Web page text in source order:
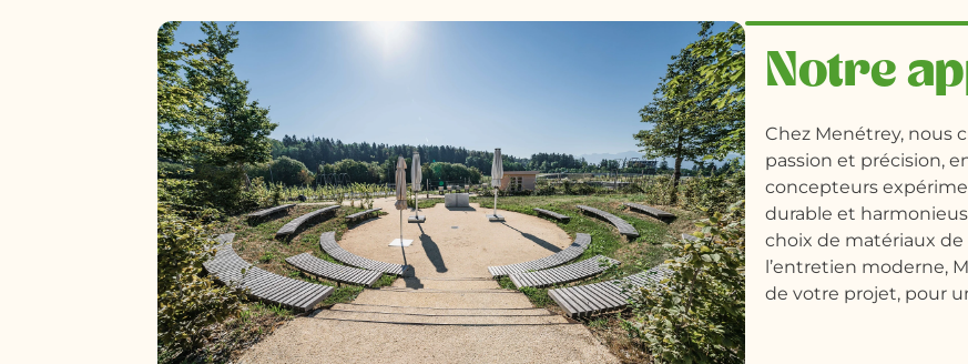
Notre
Chez Menétrey, nous
passion et précision,
concepteurs
durable et
choix de matériaux
l’entretien moderne,
de votre projet, pour